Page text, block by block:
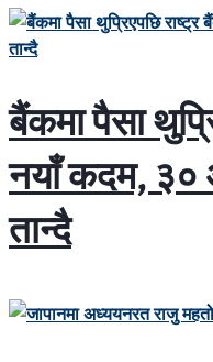
बैंकमा पैसा
नयाँ कदम, ३०
तान्दै